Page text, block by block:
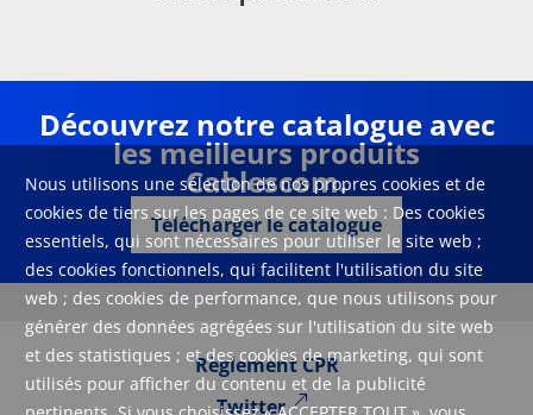
Nous utilisons une sélection de nos propres cookies et de
cookies de tiers sur les pages de ce site web : Des cookies
essentiels, qui sont nécessaires pour utiliser le site web ;
des cookies fonctionnels, qui facilitent l'utilisation du site
web ; des cookies de performance, que nous utilisons pour
générer des données agrégées sur l'utilisation du site web
et des statistiques ; et des cookies de marketing, qui sont
utilisés pour afficher du contenu et de la publicité
Découvrez notre catalogue avec
les meilleurs produits
Cablescom.
Télécharger le catalogue
Règlement CPR
Twitter